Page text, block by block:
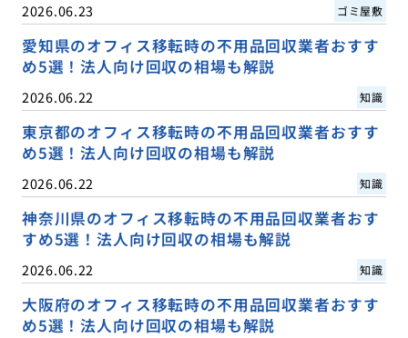
2026.06.23 ゴミ屋敷
愛知県のオフィス移転時の不用品回収業者おすす
め5選！法人向け回収の相場も解説
2026.06.22 知識
東京都のオフィス移転時の不用品回収業者おすす
め5選！法人向け回収の相場も解説
2026.06.22 知識
神奈川県のオフィス移転時の不用品回収業者おす
すめ5選！法人向け回収の相場も解説
2026.06.22 知識
大阪府のオフィス移転時の不用品回収業者おすす
め5選！法人向け回収の相場も解説